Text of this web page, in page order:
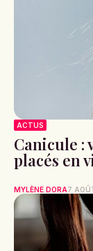
ACTUS
Canicule :
placés en
MYLÈNE DORA7